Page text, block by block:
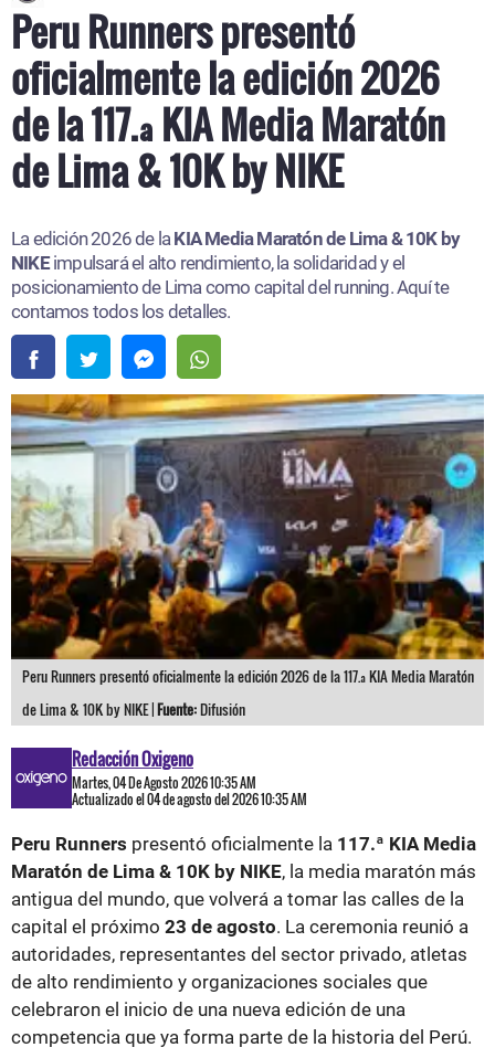
Peru Runners presentó
oficialmente la edición 2026
de la 117.ª KIA Media Maratón
de Lima & 10K by NIKE
La edición 2026 de la KIA Media Maratón de Lima & 10K by
NIKEimpulsará el alto rendimiento, la solidaridad y el
posicionamiento de Lima como capital del running. Aquí te
contamos todos los detalles.
Peru Runners presentó oficialmente la edición 2026 de la 117.ª KIA Media Maratón
de Lima & 10K by NIKE |Fuente:Difusión
Redacción Oxigeno
Martes, 04 De Agosto 2026 10:35 AM
Actualizado el 04 de agosto del 2026 10:35 AM
Peru Runners presentó oficialmente la 117.ª KIA Media
Maratón de Lima & 10K by NIKE, la media maratón más
antigua del mundo, que volverá a tomar las calles de la
capital el próximo 23 de agosto. La ceremonia reunió a
autoridades, representantes del sector privado, atletas
de alto rendimiento y organizaciones sociales que
celebraron el inicio de una nueva edición de una
competencia que ya forma parte de la historia del Perú.